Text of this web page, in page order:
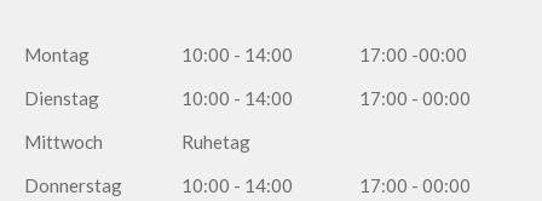
Montag 10:00 - 14:00
17:00 -00:00
Dienstag
10:00 - 14:00
17:00 - 00:00
Mittwoch
Ruhetag
Donnerstag
10:00 - 14:00
17:00 - 00:00